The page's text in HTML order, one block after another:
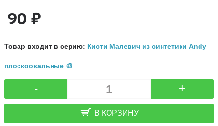
90 ₽
Товар входит в серию: Кисти Малевич из синтетики Andy
плоскоовальные 🎨
- +
В КОРЗИНУ